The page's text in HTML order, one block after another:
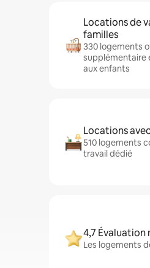
Locations de
familles
330 logements
supplémentaire
aux enfants
Locations
510 logements
travail dédié
4,7 Évaluation
Les logements